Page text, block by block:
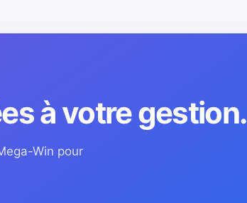
à votre gestion.
Win pour